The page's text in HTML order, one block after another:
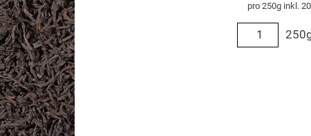
pro 250g inkl.